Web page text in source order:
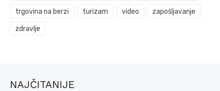
trgovina na berzi turizam video zapošljavanje
zdravlje
NAJČITANIJE